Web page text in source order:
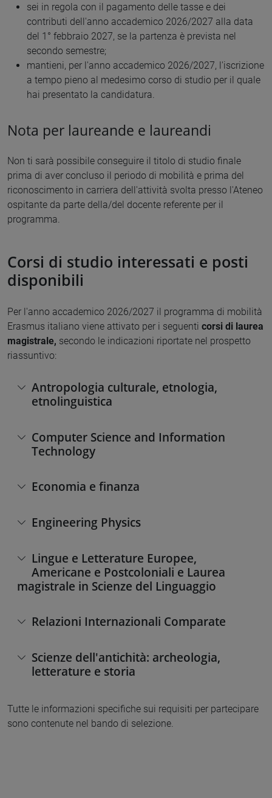
sei in regola con il pagamento delle tasse e dei
contributi dell'anno accademico 2026/2027 alla data
del 1° febbraio 2027, se la partenza è prevista nel
secondo semestre;
mantieni, per l'anno accademico 2026/2027, l'iscrizione
a tempo pieno al medesimo corso di studio per il quale
hai presentato la candidatura.
Nota per laureande e laureandi
Non ti sarà possibile conseguire il titolo di studio finale
prima di aver concluso il periodo di mobilità e prima del
riconoscimento in carriera dell'attività svolta presso l'Ateneo
ospitante da parte della/del docente referente per il
programma.
Corsi di studio interessati e posti
disponibili
Per l'anno accademico 2026/2027 il programma di mobilità
Erasmus italiano viene attivato per i seguenti corsi di laurea
magistrale, secondo le indicazioni riportate nel prospetto
riassuntivo:
Antropologia culturale, etnologia,
etnolinguistica
Computer Science and Information
Technology
Economia e finanza
Engineering Physics
Lingue e Letterature Europee,
Americane e Postcoloniali e Laurea
magistrale in Scienze del Linguaggio
Relazioni Internazionali Comparate
Scienze dell'antichità: archeologia,
letterature e storia
Tutte le informazioni specifiche sui requisiti per partecipare
sono contenute nel bando di selezione.